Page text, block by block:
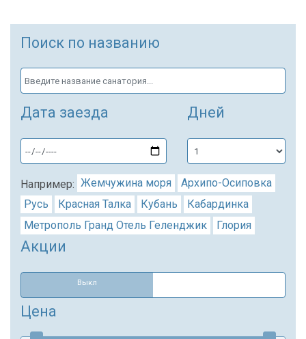
Поиск по названию
Дата заезда Дней
Например: Жемчужина моря
Архипо-Осиповка
Русь
Красная Талка Кубань
Кабардинка
Метрополь Гранд Отель Геленджик
Глория
Акции
Выкл
Цена